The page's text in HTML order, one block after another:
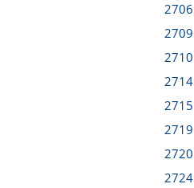
2706
2709
2710
2714
2715
2719
2720
2724